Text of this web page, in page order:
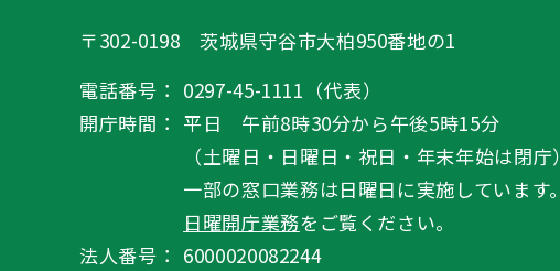
〒302-0198 茨城県守谷市大柏950番地の1
電話番号： 0297-45-1111（代表）
開庁時間： 平日 午前8時30分から午後5時15分
（土曜日・日曜日・祝日・年末年始は閉庁）
一部の窓口業務は日曜日に実施しています。
日曜開庁業務をご覧ください。
法人番号： 6000020082244